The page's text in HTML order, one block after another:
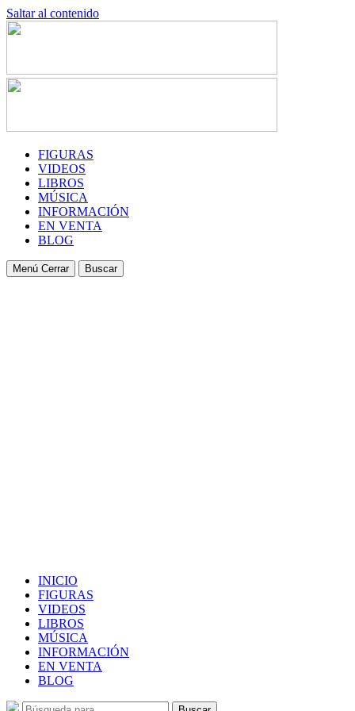
Saltar al contenido
FIGURAS
VIDEOS
LIBROS
MÚSICA
INFORMACIÓN
EN VENTA
BLOG
Menú Cerrar Buscar
INICIO
FIGURAS
VIDEOS
LIBROS
MÚSICA
INFORMACIÓN
EN VENTA
BLOG
Búsqueda